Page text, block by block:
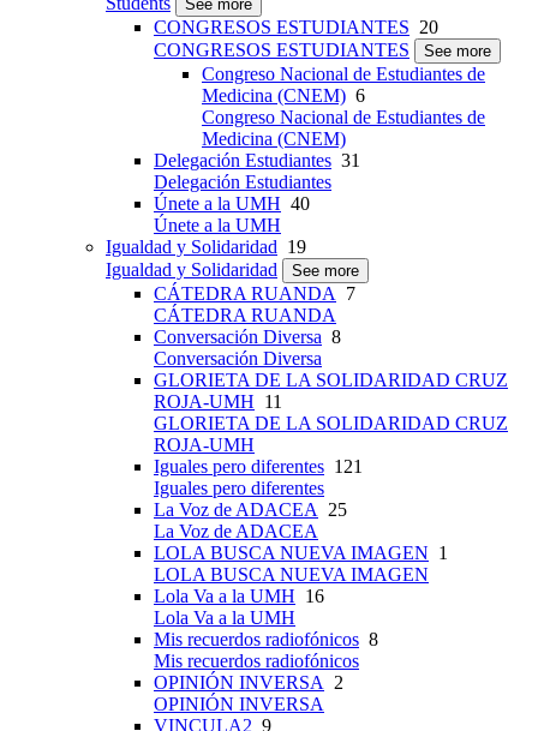
See more
CONGRESOS ESTUDIANTES 20
CONGRESOS ESTUDIANTES
See more
Congreso Nacional de Estudiantes de
Medicina (CNEM) 6
Congreso Nacional de Estudiantes de
Medicina (CNEM)
Delegación Estudiantes 31
Delegación Estudiantes
Únete a la UMH 40
Únete a la UMH
Igualdad y Solidaridad 19
Igualdad y Solidaridad
See more
CÁTEDRA RUANDA
7
CÁTEDRA RUANDA
Conversación Diversa 8
Conversación Diversa
GLORIETA DE LA SOLIDARIDAD CRUZ
ROJA-UMH 11
GLORIETA DE LA SOLIDARIDAD CRUZ
ROJA-UMH
Iguales pero diferentes 121
Iguales pero diferentes
La Voz de ADACEA
25
La Voz de ADACEA
LOLA BUSCA NUEVA IMAGEN 1
LOLA BUSCA NUEVA IMAGEN
Lola Va a la UMH 16
Lola Va a la UMH
Mis recuerdos radiofónicos 8
Mis recuerdos radiofónicos
OPINIÓN INVERSA
2
OPINIÓN INVERSA
VINCULA2 9